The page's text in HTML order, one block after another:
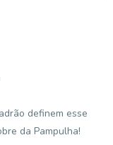
definem esse
da Pampulha!